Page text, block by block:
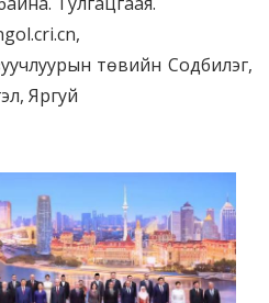
төвийн Содбилэг,
Яргуй